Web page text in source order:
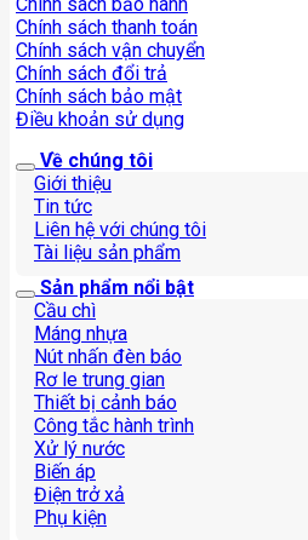
Chính sách bảo hành
Chính sách thanh toán
Chính sách vận chuyển
Chính sách đổi trả
Chính sách bảo mật
Điều khoản sử dụng
Về chúng tôi
Giới thiệu
Tin tức
Liên hệ với chúng tôi
Tài liệu sản phẩm
Sản phẩm nổi bật
Cầu chì
Máng nhựa
Nút nhấn đèn báo
Rơ le trung gian
Thiết bị cảnh báo
Công tắc hành trình
Xử lý nước
Biến áp
Điện trở xả
Phụ kiện